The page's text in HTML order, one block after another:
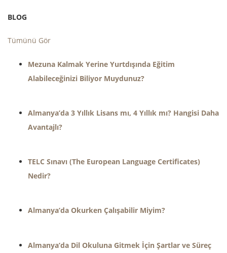
BLOG
Tümünü Gör
Mezuna Kalmak Yerine Yurtdışında Eğitim
Alabileceğinizi Biliyor Muydunuz?
Almanya’da 3 Yıllık Lisans mı, 4 Yıllık mı? Hangisi Daha
Avantajlı?
TELC Sınavı (The European Language Certificates)
Nedir?
Almanya’da Okurken Çalışabilir Miyim?
Almanya’da Dil Okuluna Gitmek İçin Şartlar ve Süreç